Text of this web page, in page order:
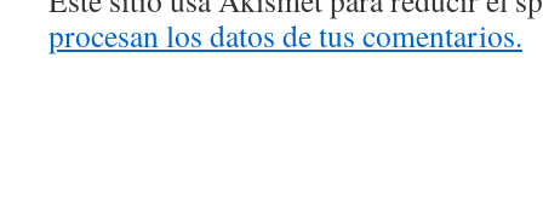
procesan los datos de tus comentarios.